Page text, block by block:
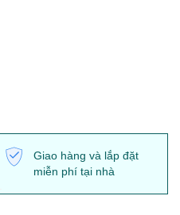
Giao hàng và lắp đặt
miễn phí tại nhà